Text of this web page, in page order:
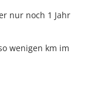
nur noch 1 Jahr
wenigen km im